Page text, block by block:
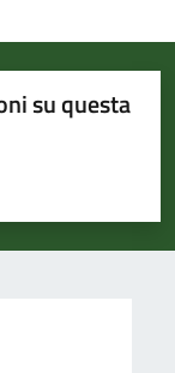
su questa